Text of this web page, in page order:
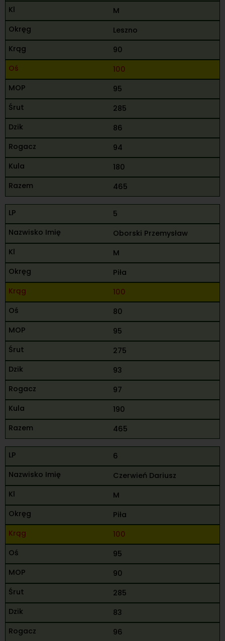
M
Leszno
90
100
95
285
86
94
180
465
5
Oborski Przemysław
M
Piła
100
80
95
275
93
97
190
465
6
Czerwień Dariusz
M
Piła
100
95
90
285
83
96